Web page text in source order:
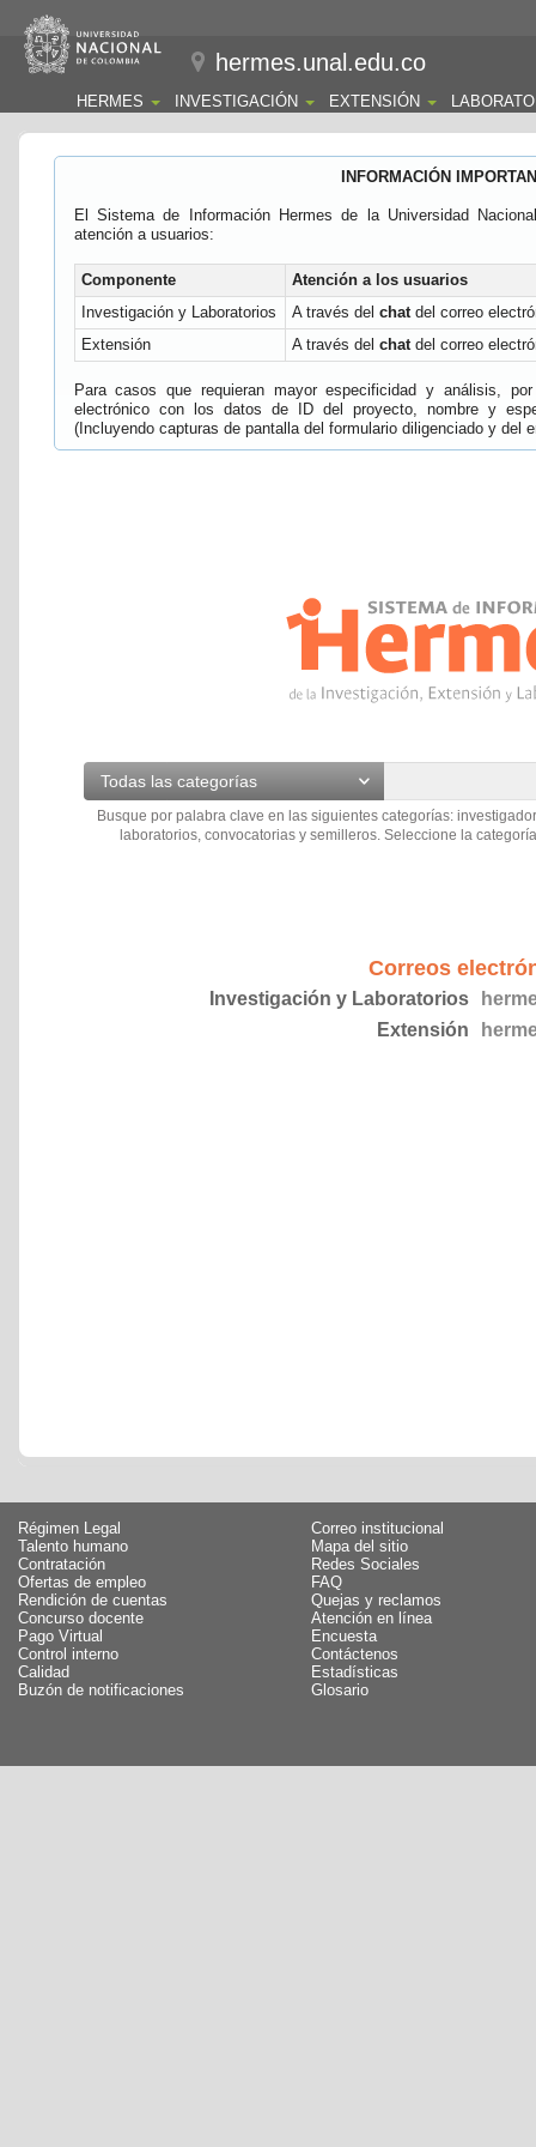
hermes.unal.edu.co
HERMES INVESTIGACIÓN EXTENSIÓN
INFORMACIÓN
El Sistema de Información Hermes de la Universidad
atención a usuarios:
Componente
Atención a los usuarios
Investigación y Laboratorios
A través del chatdel correo
Extensión
A través del chatdel correo
Para casos que requieran mayor especificidad y análisis,
electrónico con los datos de ID del proyecto, nombre y
(Incluyendo capturas de pantalla del formulario diligenciado y del
Todas las categorías
Busque por palabra clave en las siguientes categorías:
laboratorios, convocatorias y semilleros. Seleccione la
Correos
Investigación y Laboratorios
Extensión
Régimen Legal
Talento humano
Contratación
Ofertas de empleo
Rendición de cuentas
Concurso docente
Pago Virtual
Control interno
Calidad
Buzón de notificaciones
Correo institucional
Mapa del sitio
Redes Sociales
FAQ
Quejas y reclamos
Atención en línea
Encuesta
Contáctenos
Estadísticas
Glosario